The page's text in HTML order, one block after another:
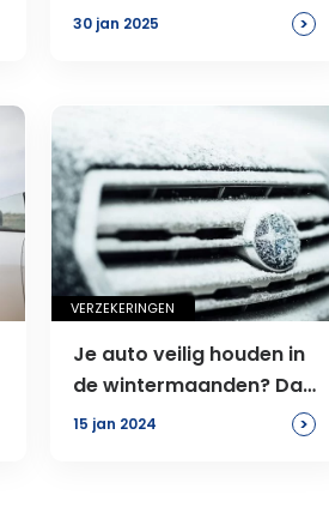
2.0 vanaf 2025 voor
30 jan 2025 >
VERZEKERINGEN
Je auto veilig houden in
de wintermaanden? Dat
doe je zo
15 jan 2024 >